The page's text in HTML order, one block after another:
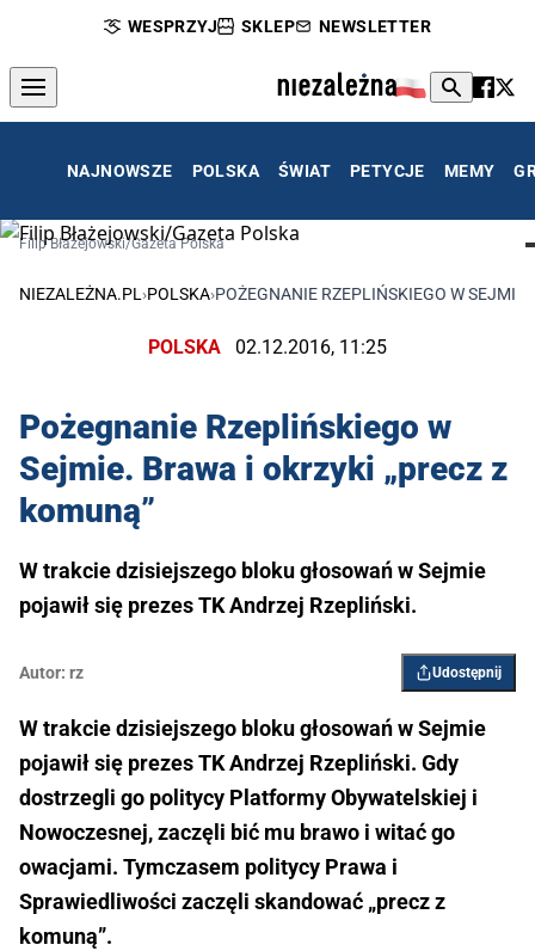
WESPRZYJ SKLEP NEWSLETTER
NAJNOWSZE POLSKA ŚWIAT PETYCJE MEMY
Filip Błażejowski/Gazeta Polska
NIEZALEŻNA.PL ›POLSKA›POŻEGNANIE RZEPLIŃSKIEGO W
POLSKA 02.12.2016, 11:25
Pożegnanie Rzeplińskiego w
Sejmie. Brawa i okrzyki „precz z
komuną”
W trakcie dzisiejszego bloku głosowań w Sejmie
pojawił się prezes TK Andrzej Rzepliński.
Autor: rz Udostępnij
W trakcie dzisiejszego bloku głosowań w Sejmie
pojawił się prezes TK Andrzej Rzepliński. Gdy
dostrzegli go politycy Platformy Obywatelskiej i
Nowoczesnej, zaczęli bić mu brawo i witać go
owacjami. Tymczasem politycy Prawa i
Sprawiedliwości zaczęli skandować „precz z
komuną”.